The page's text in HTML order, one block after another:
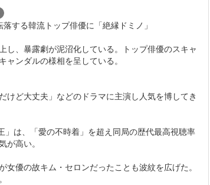
する韓流トップ俳優に「絶縁ドミノ」
、暴露劇が泥沼化している。トップ俳優のスキャ
ンダルの様相を呈している。
ど大丈夫」などのドラマに主演し人気を博してき
は、「愛の不時着」を超え同局の歴代最高視聴率
高い。
優の故キム・セロンだったことも波紋を広げた。